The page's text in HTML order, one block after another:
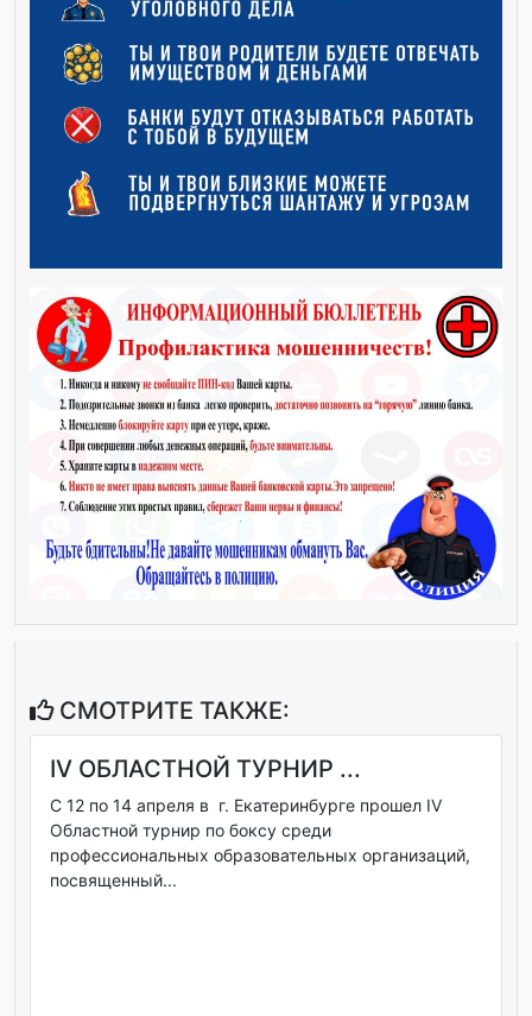
СМОТРИТЕ ТАКЖЕ:
IV ОБЛАСТНОЙ ТУРНИР ...
С 12 по 14 апреля в г. Екатеринбурге прошел IV
Областной турнир по боксу среди
профессиональных образовательных организаций,
посвященный...